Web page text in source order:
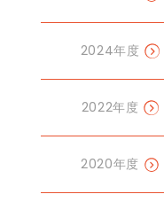
2024年度
2022年度
2020年度